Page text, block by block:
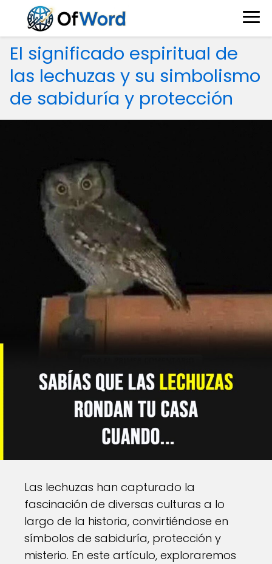
El significado espiritual de
las lechuzas y su simbolismo
de sabiduría y protección
Las lechuzas han capturado la
fascinación de diversas culturas a lo
largo de la historia, convirtiéndose en
símbolos de sabiduría, protección y
misterio. En este artículo, exploraremos